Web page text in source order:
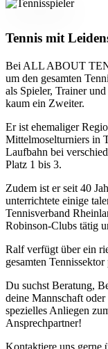
Tennis mit
Bei ALL ABOUT
um den gesamten
als Spieler, Trainer
kaum ein Zweiter.
Er ist ehemaliger
Mittelmoselturniers in
Laufbahn bei
Platz 1 bis 3.
Zudem ist er seit 40
unterrichtete einige
Tennisverband
Robinson-Clubs tätig
Ralf verfügt über ein
gesamten
Du suchst Beratung,
deine Mannschaft
spezielles Anliegen
Ansprechpartner!